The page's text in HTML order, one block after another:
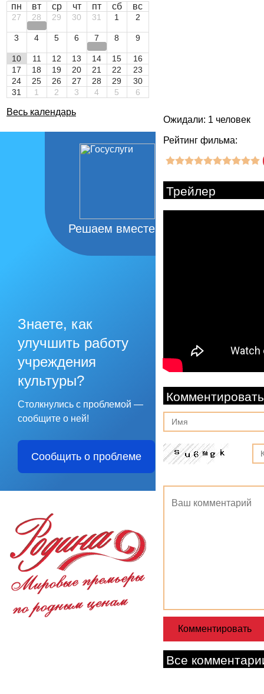
пн вт ср чт пт сб вс
27 28 29 30 31 1 2
3 4 5 6 7 8 9
10 11 12 13 14 15
16
17
18 19 20 21 22
23
24
25 26 27 28 29
30
31
1 2 3 4 5 6
Весь календарь
Решаем вместе
Знаете, как
улучшить работу
учреждения
культуры?
Столкнулись с проблемой —
сообщите о ней!
Сообщить о проблеме
Ожидали: 1 человек
Рейтинг фильма:
Трейлер
Комментировать
Все